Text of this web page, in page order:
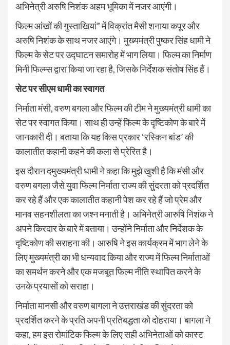
अभिनेत्री अरुषि निशंक अहम भूमिका में नजर आएंगी।
फिल्म आंखों की गुस्ताखियां” में विक्रांत मैसी शनाया कपूर और
अरुषि निशंक के साथ नजर आएंगे। मुख्यमंत्री पुष्कर सिंह धामी ने
फिल्म के सेट पर उद्घाटन समारोह में भाग लिया। फिल्म का निर्माण
मिनी फिल्म्स द्वारा किया जा रहा है, जिसके निर्देशक संतोष सिंह हैं।
सेट पर सीएम धामी का स्वागत
निर्माता मंसी, वरुण बगला और फिल्म की टीम ने मुख्यमंत्री धामी का
सेट पर स्वागत किया। साथ ही उन्हें फिल्म के दृष्टिकोण के बारे में
जानकारी दी। बताया कि यह किस प्रकार ‘रस्किन बांड’ की
कालातीत कहानी कहने की कला से प्रेरित है।
इस दौरान दमुख्यमंत्री धामी ने कहा कि मुझे खुशी है कि मंसी और
वरुण बगला जैसे युवा फिल्म निर्माता राज्य की सुंदरता को प्रदर्शित
कर रहे हैं और एक कालातीत कहानी पेश कर रहे हैं जो प्रेम और
मानव सहनशीलता का जश्न मनाती है। अभिनेत्री आरुषि निशंक ने
अपने किरदार के बारे में बताया। उन्होंने निर्माता और निर्देशक के
दृष्टिकोण की सराहना की। आरुषि ने इस कार्यक्रम में भाग लेने के
लिए मुख्यमंत्री का भी धन्यवाद किया और राज्य में फिल्म निर्माताओं
का समर्थन करने और एक मजबूत फिल्म नीति स्थापित करने के
उनके प्रयासों को सराहा।
निर्माता मानसी और वरुण बागला ने उत्तराखंड की सुंदरता को
प्रदर्शित करने के प्रति अपनी प्रतिबद्धता को दोहराया। बागला ने
कहा, हम इस रोमांटिक फिल्म के लिए सही अभिनेताओं को कास्ट